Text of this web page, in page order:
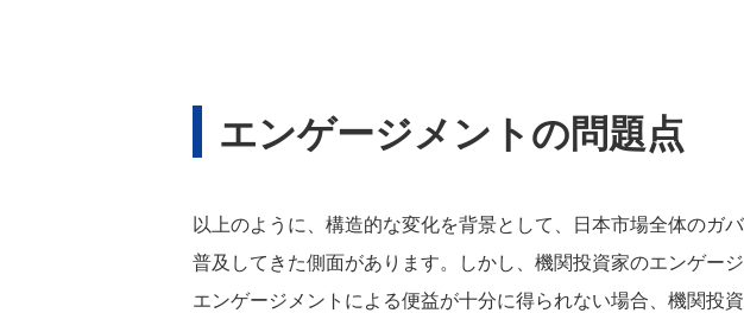
エンゲージメントの問題点
以上のように、構造的な変化を背景として、日本市場全体のガ
普及してきた側面があります。しかし、機関投資家のエンゲー
エンゲージメントによる便益が十分に得られない場合、機関投